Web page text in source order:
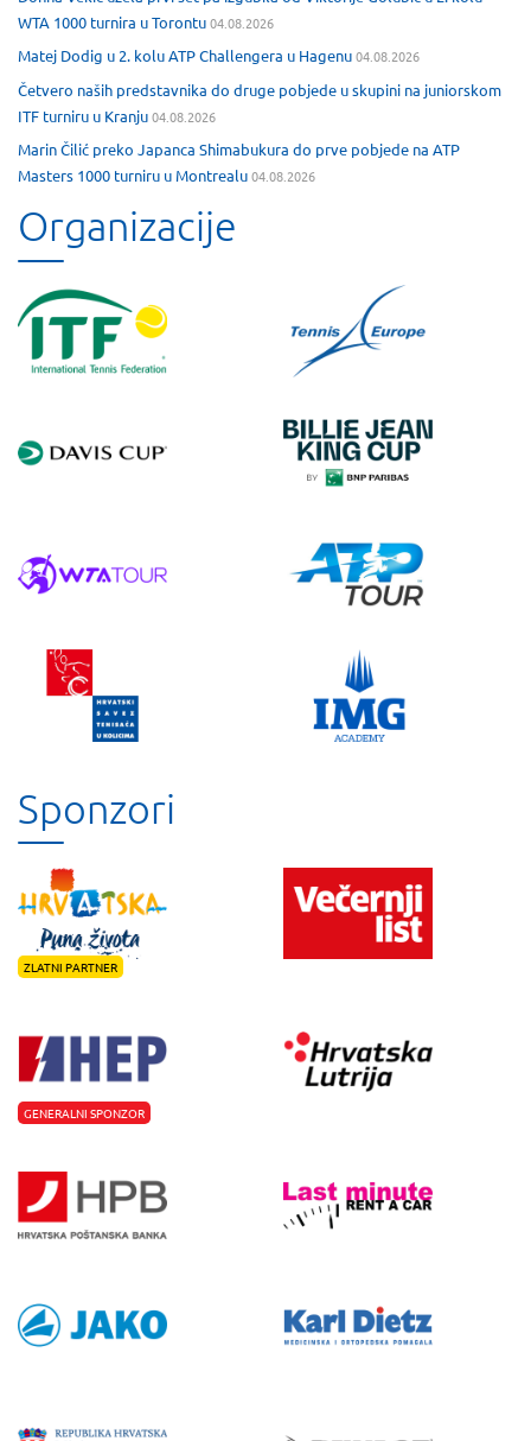
WTA 1000 turnira u Torontu04.08.2026
Matej Dodig u 2. kolu ATP Challengera u Hagenu04.08.2026
Četvero naših predstavnika do druge pobjede u skupini na juniorskom
ITF turniru u Kranju04.08.2026
Marin Čilić preko Japanca Shimabukura do prve pobjede na ATP
Masters 1000 turniru u Montrealu04.08.2026
Organizacije
Sponzori
ZLATNI PARTNER
GENERALNI SPONZOR